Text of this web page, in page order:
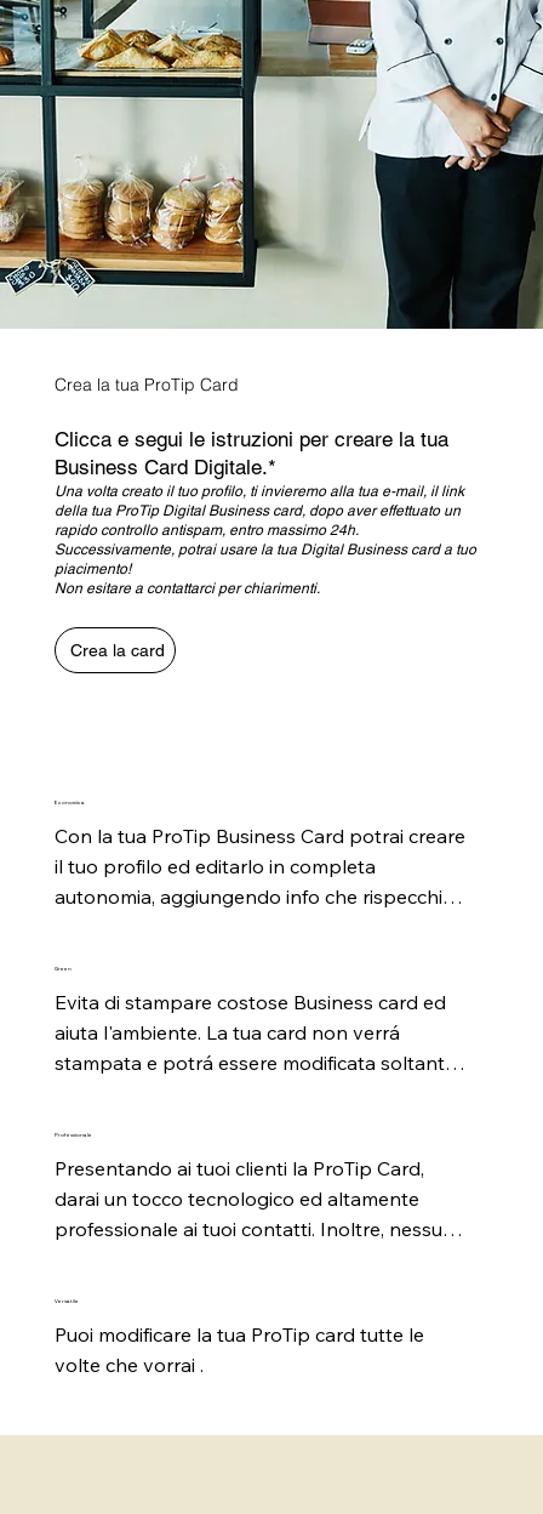
Crea la tua ProTip Card
Clicca e segui le istruzioni per creare la tua
Business Card Digitale.*
Una volta creato il tuo profilo, ti invieremo alla tua e-mail, il link
della tua ProTip Digital Business card, dopo aver effettuato un
rapido controllo antispam, entro massimo 24h.
Successivamente, potrai usare la tua Digital Business card a tuo
piacimento!
Non esitare a contattarci per chiarimenti.
Crea la card
Economica
Con la tua ProTip Business Card potrai creare
il tuo profilo ed editarlo in completa
autonomia, aggiungendo info che rispecchino
Green
Evita di stampare costose Business card ed
aiuta l'ambiente. La tua card non verrá
stampata e potrá essere modificata soltanto
Professionale
Presentando ai tuoi clienti la ProTip Card,
darai un tocco tecnologico ed altamente
professionale ai tuoi contatti. Inoltre, nessuno
Versatile
Puoi modificare la tua ProTip card tutte le
volte che vorrai .